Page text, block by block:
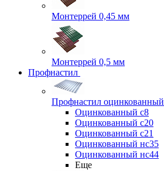
Монтеррей 0,45 мм
Монтеррей 0,5 мм
Профнастил
Профнастил оцинкованный
Оцинкованный с8
Оцинкованный с20
Оцинкованный с21
Оцинкованный нс35
Оцинкованный нс44
Еще